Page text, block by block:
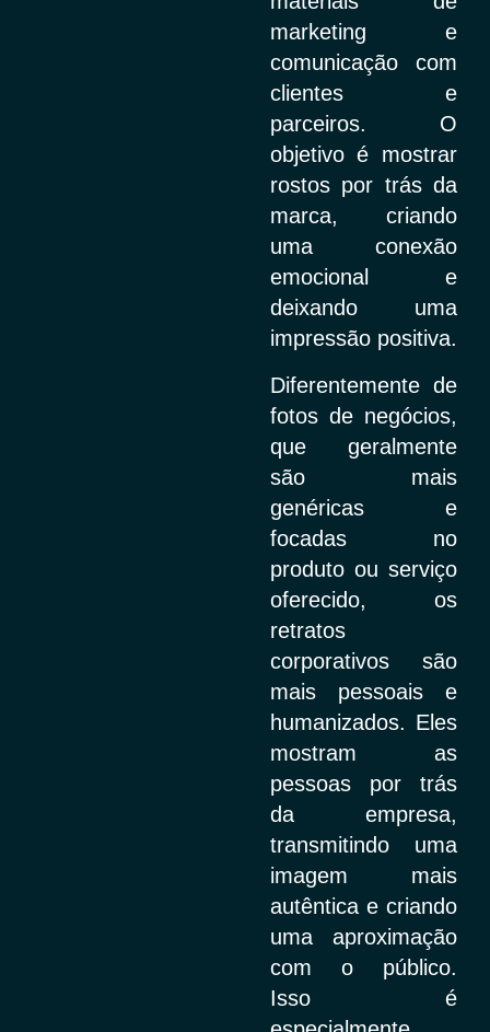
marketing e
comunicação com
clientes e
parceiros. O
objetivo é mostrar
rostos por trás da
marca, criando
uma conexão
emocional e
deixando uma
impressão positiva.
Diferentemente de
fotos de negócios,
que geralmente
são mais
genéricas e
focadas no
produto ou serviço
oferecido, os
retratos
corporativos são
mais pessoais e
humanizados. Eles
mostram as
pessoas por trás
da empresa,
transmitindo uma
imagem mais
autêntica e criando
uma aproximação
com o público.
Isso é